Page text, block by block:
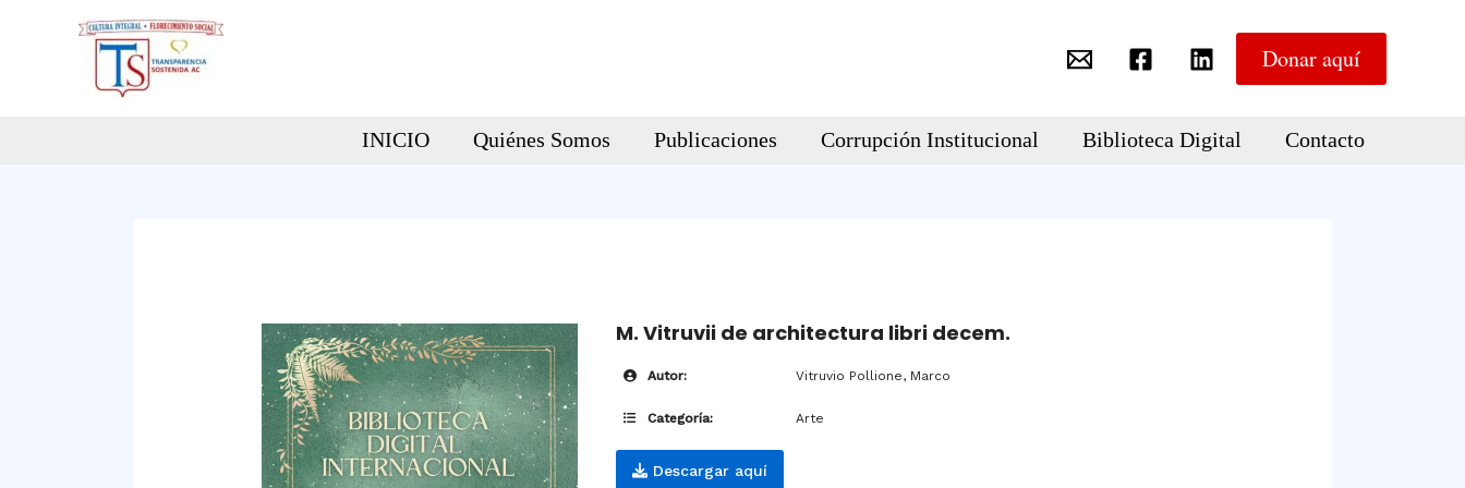
Donar aquí
INICIO Quiénes Somos Publicaciones Corrupción Institucional Biblioteca Digital Contacto
M. Vitruvii de architectura libri decem.
Autor: Vitruvio Pollione, Marco
Categoría: Arte
Descargar aquí